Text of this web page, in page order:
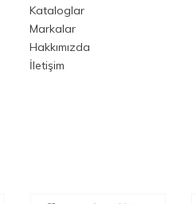
Kataloglar
Markalar
Hakkımızda
İletişim